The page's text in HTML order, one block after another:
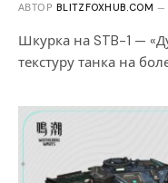
АВТОР BLITZFOXHUB.COM
Шкурка на STB-1 —
текстуру танка на